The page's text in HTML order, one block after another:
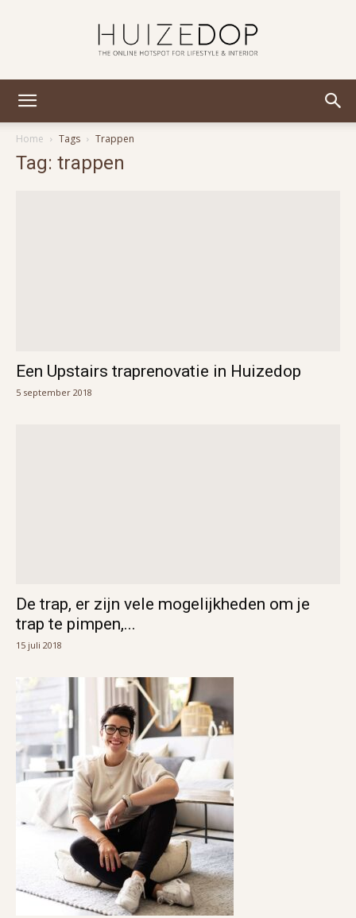
Home
Tags Trappen
Tag: trappen
Een Upstairs traprenovatie in Huizedop
5 september 2018
De trap, er zijn vele mogelijkheden om je
trap te pimpen,...
15 juli 2018